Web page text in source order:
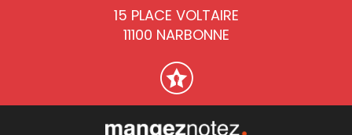
15 PLACE VOLTAIRE
11100 NARBONNE